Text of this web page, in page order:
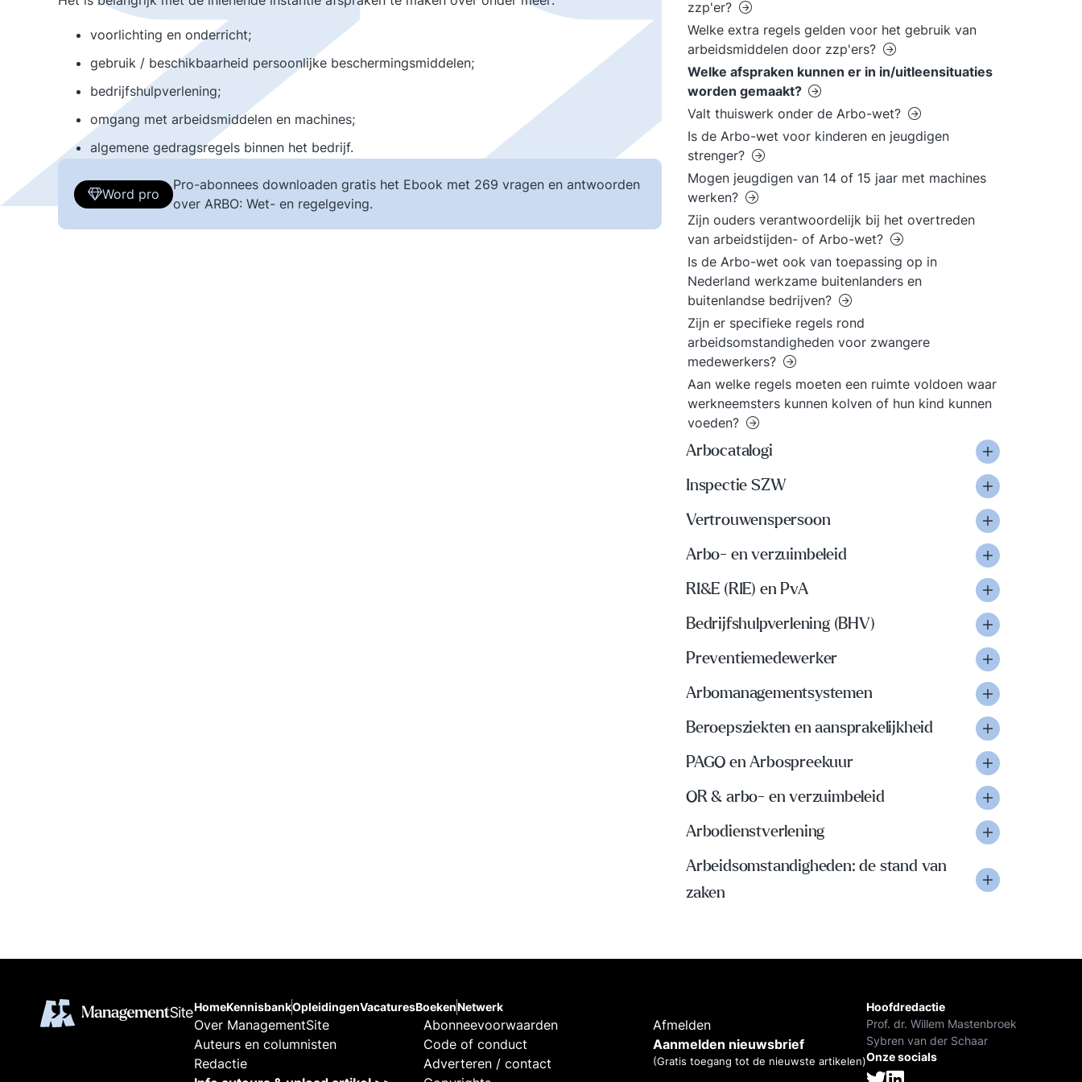
voorlichting en onderricht;
gebruik / beschikbaarheid persoonlijke beschermingsmiddelen;
bedrijfshulpverlening;
omgang met arbeidsmiddelen en machines;
algemene gedragsregels binnen het bedrijf.
Word pro
Pro-abonnees downloaden gratis het Ebook met 269 vragen en antwoorden
over ARBO: Wet- en regelgeving.
zzp'er?
Welke extra regels gelden voor het gebruik van
arbeidsmiddelen door zzp'ers?
Welke afspraken kunnen er in in/uitleensituaties
worden gemaakt?
Valt thuiswerk onder de Arbo-wet?
Is de Arbo-wet voor kinderen en jeugdigen
strenger?
Mogen jeugdigen van 14 of 15 jaar met machines
werken?
Zijn ouders verantwoordelijk bij het overtreden
van arbeidstijden- of Arbo-wet?
Is de Arbo-wet ook van toepassing op in
Nederland werkzame buitenlanders en
buitenlandse bedrijven?
Zijn er specifieke regels rond
arbeidsomstandigheden voor zwangere
medewerkers?
Aan welke regels moeten een ruimte voldoen waar
werkneemsters kunnen kolven of hun kind kunnen
voeden?
Arbocatalogi
Inspectie SZW
Vertrouwenspersoon
Arbo- en verzuimbeleid
RI&E (RIE) en PvA
Bedrijfshulpverlening (BHV)
Preventiemedewerker
Arbomanagementsystemen
Beroepsziekten en aansprakelijkheid
PAGO en Arbospreekuur
OR & arbo- en verzuimbeleid
Arbodienstverlening
Arbeidsomstandigheden: de stand van
zaken
HomeKennisbankOpleidingenVacaturesBoekenNetwerk
Over ManagementSite
Auteurs en columnisten
Redactie
Abonneevoorwaarden
Code of conduct
Adverteren / contact
Afmelden
Aanmelden nieuwsbrief
(Gratis toegang tot de nieuwste artikelen)
Hoofdredactie
Prof. dr. Willem Mastenbroek
Sybren van der Schaar
Onze socials